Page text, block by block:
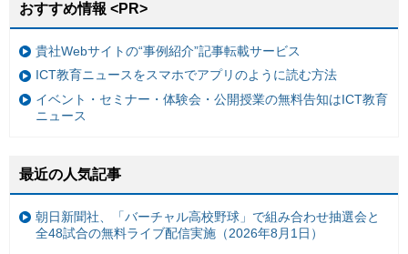
おすすめ情報 <PR>
貴社Webサイトの“事例紹介”記事転載サービス
ICT教育ニュースをスマホでアプリのように読む方法
イベント・セミナー・体験会・公開授業の無料告知はICT教育
ニュース
最近の人気記事
朝日新聞社、「バーチャル高校野球」で組み合わせ抽選会と
全48試合の無料ライブ配信実施（2026年8月1日）